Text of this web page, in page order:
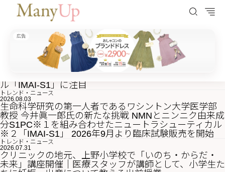
広告
ManyUp（メニーアップ）
記事一覧 - TOP
ル「IMAI-S1」に注目
トレンド・ニュース
2026.08.03
生命科学研究の第一人者であるワシントン大学医学部
教授 今井眞一郎氏の新たな挑戦 NMNとニンニク由来成
分S1PC※１を組み合わせたニュートラシューティカル
※２「IMAI-S1」 2026年9月より臨床試験販売を開始
トレンド・ニュース
2026.07.31
クリニックの地元、上野小学校で「いのち・からだ・
未来」講座開催｜医療スタッフが講師として、小学生た